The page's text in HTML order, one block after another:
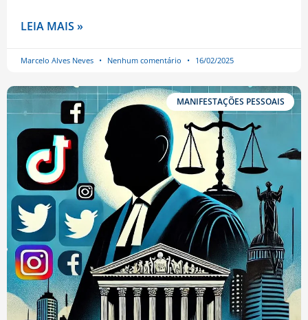
LEIA MAIS »
Marcelo Alves Neves Nenhum comentário 16/02/2025
MANIFESTAÇÕES PESSOAIS